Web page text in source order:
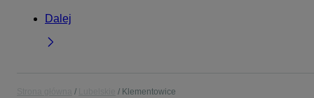
Dalej
Klementowice